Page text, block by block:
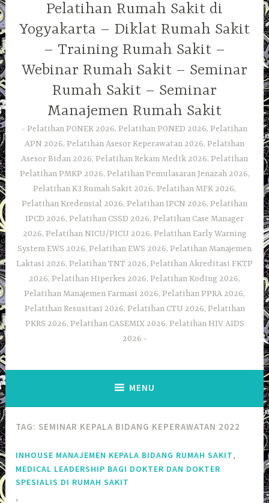
Pelatihan Rumah Sakit di
Yogyakarta – Diklat Rumah Sakit
– Training Rumah Sakit –
Webinar Rumah Sakit – Seminar
Rumah Sakit – Seminar
Manajemen Rumah Sakit
Pelatihan PONEK 2026, Pelatihan PONED 2026, Pelatihan
APN 2026, Pelatihan Asesor Keperawatan 2026, Pelatihan
Asesor Bidan 2026, Pelatihan Rekam Medik 2026, Pelatihan
Pelatihan PMKP 2026, Pelatihan Pemulasaran Jenazah 2026,
Pelatihan K3 Rumah Sakit 2026, Pelatihan MFK 2026,
Pelatihan Kredensial 2026, Pelatihan IPCN 2026, Pelatihan
IPCD 2026, Pelatihan CSSD 2026, Pelatihan Case Manager
2026, Pelatihan NICU/PICU 2026, Pelatihan Early Warning
System EWS 2026, Pelatihan EWS 2026, Pelatihan Manajemen
Laktasi 2026, Pelatihan TNT 2026, Pelatihan Akreditasi FKTP
2026, Pelatihan Hiperkes 2026, Pelatihan Koding 2026,
Pelatihan Manajemen Farmasi 2026, Pelatihan PPRA 2026,
Pelatihan Resusitasi 2026, Pelatihan CTU 2026, Pelatihan
PKRS 2026, Pelatihan CASEMIX 2026, Pelatihan HIV AIDS
2026
MENU
TAG: SEMINAR KEPALA BIDANG KEPERAWATAN 2022
INHOUSE MANAJEMEN KEPALA BIDANG RUMAH SAKIT
MEDICAL LEADERSHIP BAGI DOKTER DAN DOKTER
SPESIALIS DI RUMAH SAKIT